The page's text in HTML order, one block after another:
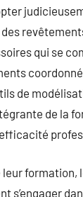
qui se
de
de la
formation,
s’engager